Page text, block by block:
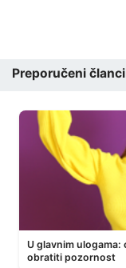
Preporučeni članci
U glavnim ulogama:
obratiti pozornost